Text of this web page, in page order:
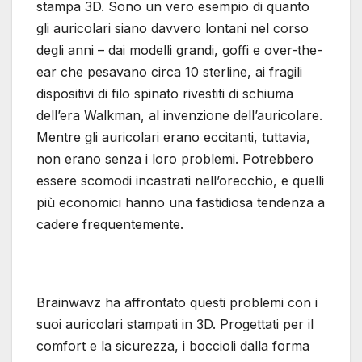
stampa 3D. Sono un vero esempio di quanto
gli auricolari siano davvero lontani nel corso
degli anni – dai modelli grandi, goffi e over-the-
ear che pesavano circa 10 sterline, ai fragili
dispositivi di filo spinato rivestiti di schiuma
dell’era Walkman, al invenzione dell’auricolare.
Mentre gli auricolari erano eccitanti, tuttavia,
non erano senza i loro problemi. Potrebbero
essere scomodi incastrati nell’orecchio, e quelli
più economici hanno una fastidiosa tendenza a
cadere frequentemente.
Brainwavz ha affrontato questi problemi con i
suoi auricolari stampati in 3D. Progettati per il
comfort e la sicurezza, i boccioli dalla forma